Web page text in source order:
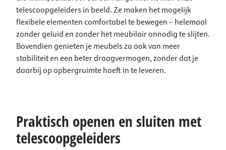
telescoopgeleiders in beeld. Ze maken het mogelijk
flexibele elementen comfortabel te bewegen – helemaal
zonder geluid en zonder het meubilair onnodig te slijten.
Bovendien genieten je meubels zo ook van meer
stabiliteit en een beter draagvermogen, zonder dat je
daarbij op opbergruimte hoeft in te leveren.
Praktisch openen en sluiten met
telescoopgeleiders